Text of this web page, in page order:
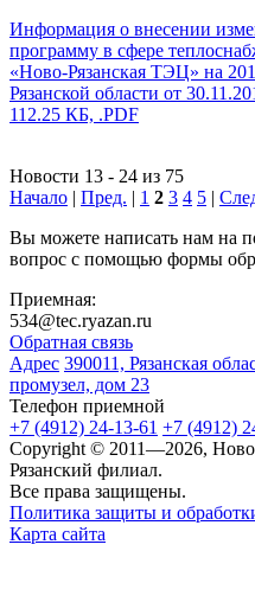
Информация о внесении
программу в сфере
«Ново-Рязанская ТЭЦ» на
Рязанской области от
112.25 КБ, .PDF
Новости 13 - 24 из 75
Начало | Пред. | 1 2 3 4 5 |
Вы можете написать нам на
вопрос с помощью формы
Приемная:
534@tec.ryazan.ru
Обратная связь
Адрес 390011, Рязанская
промузел, дом 23
Телефон приемной
+7 (4912) 24-13-61 +7 (4912)
Copyright © 2011—2026,
Рязанский филиал.
Все права защищены.
Политика защиты и
Карта сайта